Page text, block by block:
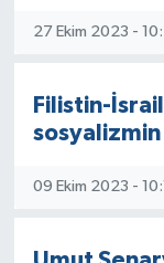
27 Ekim 2023 -
Filistin-
09 Ekim 2023 -